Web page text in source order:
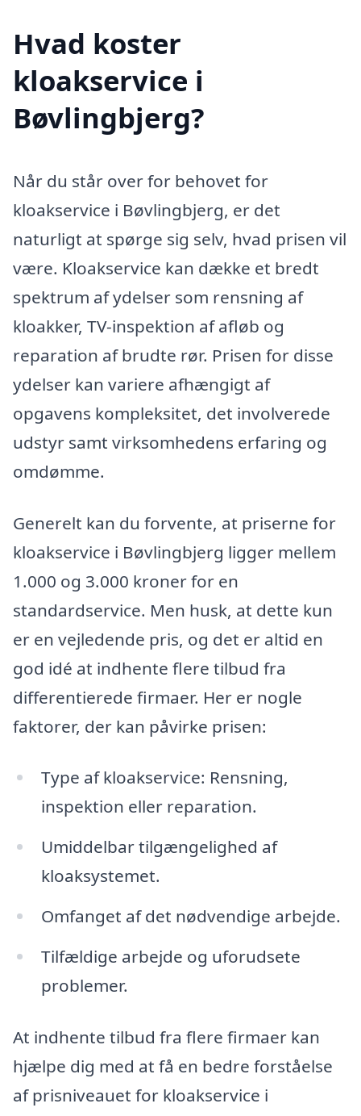
Hvad koster
kloakservice i
Bøvlingbjerg?
Når du står over for behovet for
kloakservice i Bøvlingbjerg, er det
naturligt at spørge sig selv, hvad prisen vil
være. Kloakservice kan dække et bredt
spektrum af ydelser som rensning af
kloakker, TV-inspektion af afløb og
reparation af brudte rør. Prisen for disse
ydelser kan variere afhængigt af
opgavens kompleksitet, det involverede
udstyr samt virksomhedens erfaring og
omdømme.
Generelt kan du forvente, at priserne for
kloakservice i Bøvlingbjerg ligger mellem
1.000 og 3.000 kroner for en
standardservice. Men husk, at dette kun
er en vejledende pris, og det er altid en
god idé at indhente flere tilbud fra
differentierede firmaer. Her er nogle
faktorer, der kan påvirke prisen:
Type af kloakservice: Rensning,
inspektion eller reparation.
Umiddelbar tilgængelighed af
kloaksystemet.
Omfanget af det nødvendige arbejde.
Tilfældige arbejde og uforudsete
problemer.
At indhente tilbud fra flere firmaer kan
hjælpe dig med at få en bedre forståelse
af prisniveauet for kloakservice i